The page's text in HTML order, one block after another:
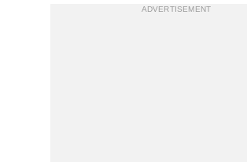
ADVERTISEMENT